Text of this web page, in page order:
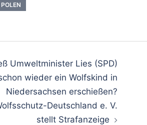
Umweltminister Lies (SPD)
wieder ein Wolfskind in
Niedersachsen erschießen?
Deutschland e. V.
stellt Strafanzeige